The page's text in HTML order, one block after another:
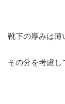
靴下の厚みは薄
その分を考慮し